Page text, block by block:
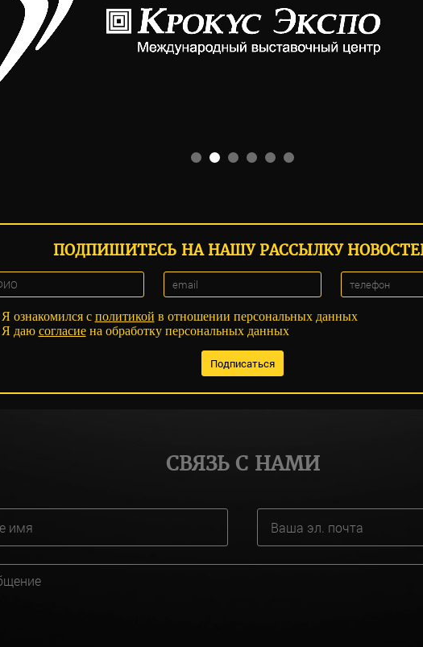
ПОДПИШИТЕСЬ НА НАШУ РАССЫЛКУ
Я ознакомился с политикой в отношении персональных данных
Я даю согласиена обработку персональных данных
СВЯЗЬ С НАМИ